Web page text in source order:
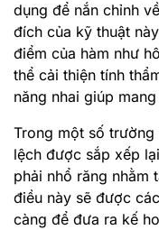
dụng để nắn chỉnh
đích của kỹ thuật
điểm của hàm như
thể cải thiện tính
năng nhai giúp
Trong một số
lệch được sắp xếp
phải nhổ răng nhằm
điều này sẽ được
càng để đưa ra kế